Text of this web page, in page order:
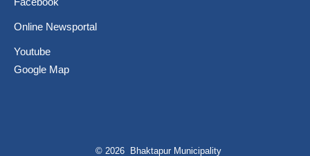
Online Newsportal
Youtube
Google Map
© 2026 Bhaktapur Municipality